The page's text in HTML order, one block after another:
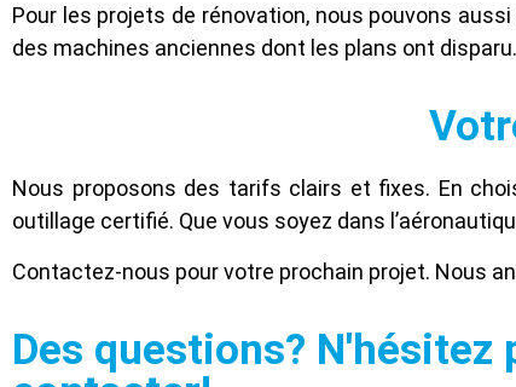
Pour les projets de rénovation, nous pouvons
des machines anciennes dont les plans ont disparu.
Nous proposons des tarifs clairs et fixes. En
outillage certifié. Que vous soyez dans
Contactez-nous pour votre prochain projet. Nous
Des questions? N'hésitez